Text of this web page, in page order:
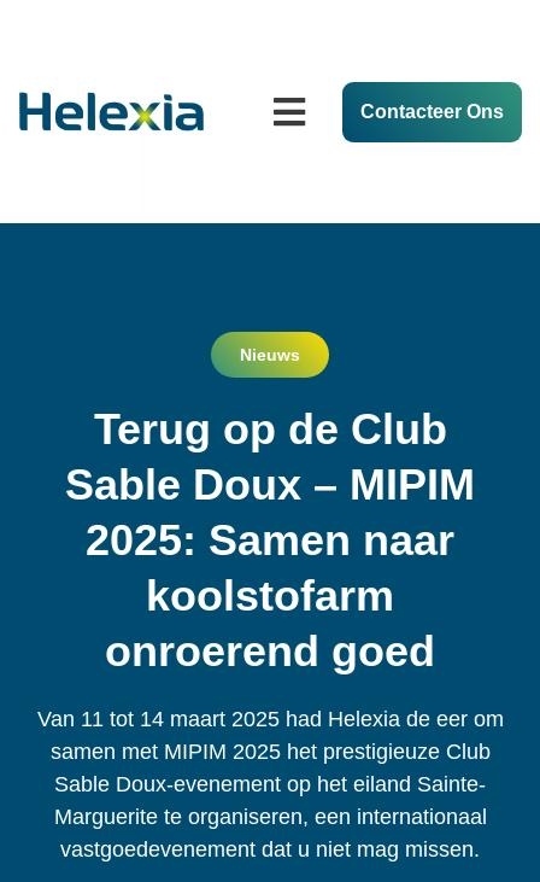
Contacteer Ons
Nieuws
Terug op de Club
Sable Doux – MIPIM
2025: Samen naar
koolstofarm
onroerend goed
Van 11 tot 14 maart 2025 had Helexia de eer om
samen met MIPIM 2025 het prestigieuze Club
Sable Doux-evenement op het eiland Sainte-
Marguerite te organiseren, een internationaal
vastgoedevenement dat u niet mag missen.